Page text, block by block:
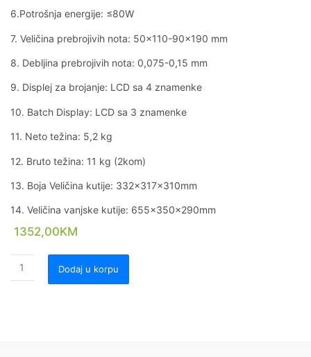
6.Potrošnja energije: ≤80W
7. Veličina prebrojivih nota: 50×110-90×190 mm
8. Debljina prebrojivih nota: 0,075-0,15 mm
9. Displej za brojanje: LCD sa 4 znamenke
10. Batch Display: LCD sa 3 znamenke
11. Neto težina: 5,2 kg
12. Bruto težina: 11 kg (2kom)
13. Boja Veličina kutije: 332x317x310mm
14. Veličina vanjske kutije: 655x350x290mm
1352,00KM
Dodaj u korpu